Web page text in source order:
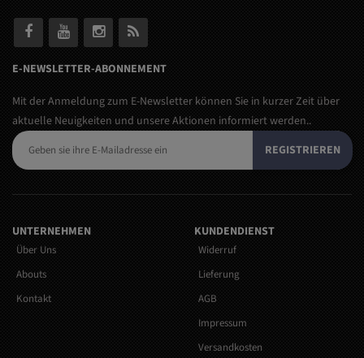
E-NEWSLETTER-ABONNEMENT
Mit der Anmeldung zum E-Newsletter können Sie in kurzer Zeit über
aktuelle Neuigkeiten und unsere Aktionen informiert werden..
REGISTRIEREN
UNTERNEHMEN
Über Uns
Abouts
Kontakt
KUNDENDIENST
Widerruf
Lieferung
AGB
Impressum
Versandkosten